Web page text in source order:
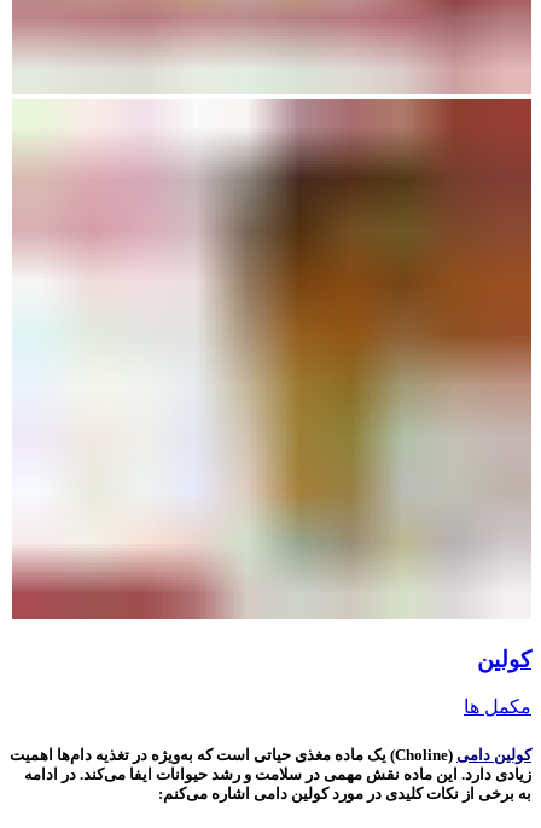
کولین
مکمل ها
کولین دامی
(Choline) یک ماده مغذی حیاتی است که به‌ویژه در تغذیه دام‌ها اهمیت
زیادی دارد. این ماده نقش مهمی در سلامت و رشد حیوانات ایفا می‌کند. در ادامه
به برخی از نکات کلیدی در مورد کولین دامی اشاره می‌کنم: